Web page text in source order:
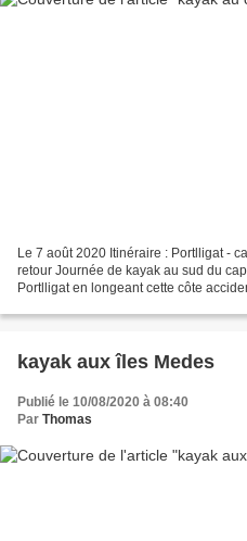
Le 7 août 2020 Itinéraire : Portlligat -
retour Journée de kayak au sud du
Portlligat en longeant cette côte
kayak aux îles Medes
Publié le 10/08/2020 à 08:40
Par Thomas